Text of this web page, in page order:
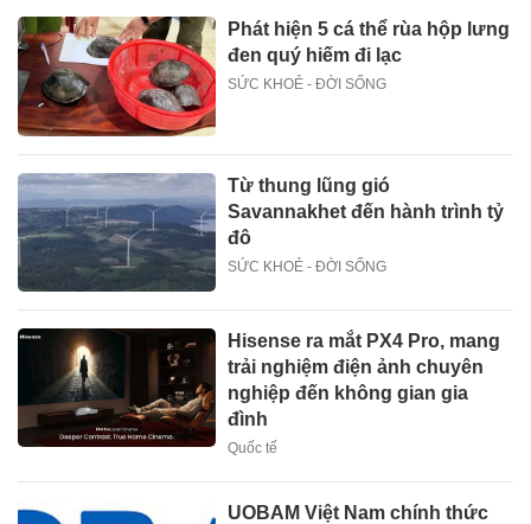
Phát hiện 5 cá thể rùa hộp lưng
đen quý hiếm đi lạc
SỨC KHOẺ - ĐỜI SỐNG
Từ thung lũng gió
Savannakhet đến hành trình tỷ
đô
SỨC KHOẺ - ĐỜI SỐNG
Hisense ra mắt PX4 Pro, mang
trải nghiệm điện ảnh chuyên
nghiệp đến không gian gia
đình
Quốc tế
UOBAM Việt Nam chính thức